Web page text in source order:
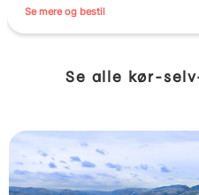
Se mere og bestil
Se alle kør-